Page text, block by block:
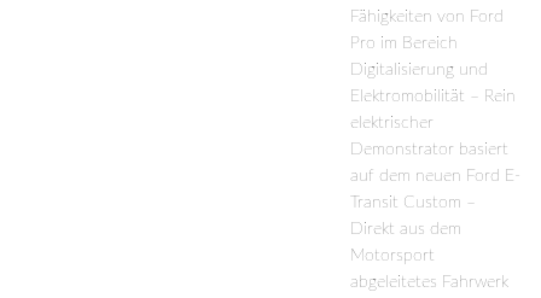
Fähigkeiten von Ford
Pro im Bereich
Digitalisierung und
Elektromobilität – Rein
elektrischer
Demonstrator basiert
auf dem neuen Ford E-
Transit Custom –
Direkt aus dem
Motorsport
abgeleitetes Fahrwerk